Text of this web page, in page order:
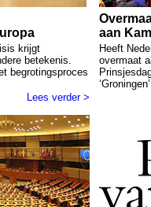
krijgt
betekenis.
begrotingsproces
aan
Heeft
overmaat
Lees verder >